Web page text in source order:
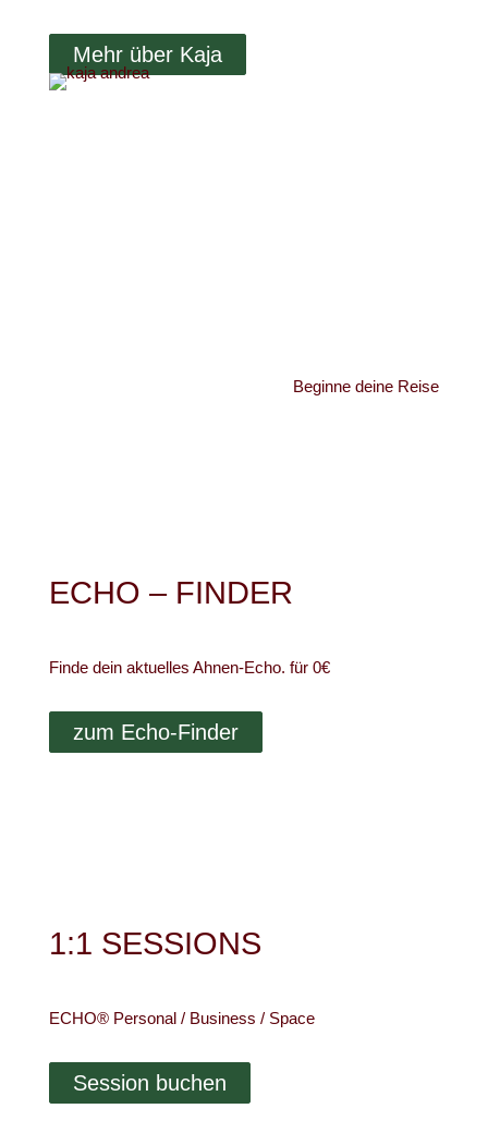
Mehr über Kaja
Beginne deine Reise
ECHO – FINDER
Finde dein aktuelles Ahnen-Echo. für 0€
zum Echo-Finder
1:1 SESSIONS
ECHO® Personal / Business / Space
Session buchen